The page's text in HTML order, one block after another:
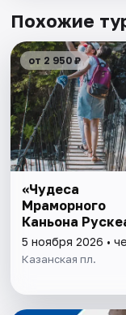
Похожие
от 2 950 ₽
«Чудеса
Мраморного
Каньона
5 ноября 2026 •
Казанская пл.